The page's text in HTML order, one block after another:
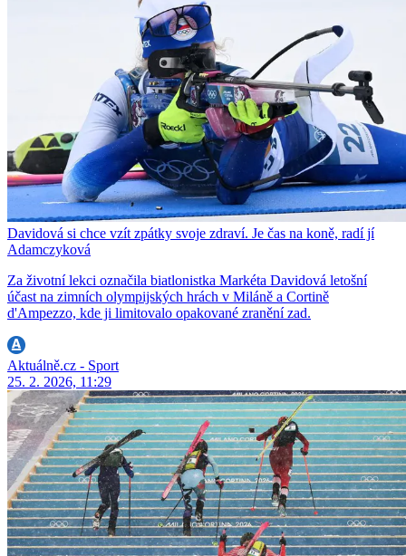
Davidová si chce vzít zpátky svoje zdraví. Je čas na koně, radí jí
Adamczyková
Za životní lekci označila biatlonistka Markéta Davidová letošní
účast na zimních olympijských hrách v Miláně a Cortině
d'Ampezzo, kde ji limitovalo opakované zranění zad.
Aktuálně.cz - Sport
25. 2. 2026, 11:29